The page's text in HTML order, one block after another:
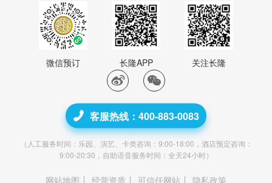
微信预订 长隆APP 关注长隆
客服热线：400-883-0083
（人工服务时间：乐园、演艺、卡类咨询：9:00-18:00，酒店预定咨询：
9:00-20:30，自助语音服务时间：全天24小时）
网站地图 经营资质 可信任网站 隐私政策